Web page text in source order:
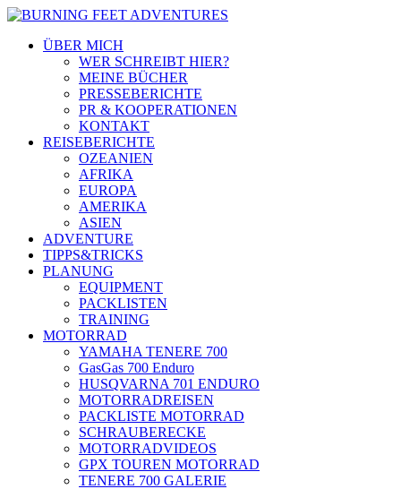
ÜBER MICH
WER SCHREIBT HIER?
MEINE BÜCHER
PRESSEBERICHTE
PR & KOOPERATIONEN
KONTAKT
REISEBERICHTE
OZEANIEN
AFRIKA
EUROPA
AMERIKA
ASIEN
ADVENTURE
TIPPS&TRICKS
PLANUNG
EQUIPMENT
PACKLISTEN
TRAINING
MOTORRAD
YAMAHA TENERE 700
GasGas 700 Enduro
HUSQVARNA 701 ENDURO
MOTORRADREISEN
PACKLISTE MOTORRAD
SCHRAUBERECKE
MOTORRADVIDEOS
GPX TOUREN MOTORRAD
TENERE 700 GALERIE